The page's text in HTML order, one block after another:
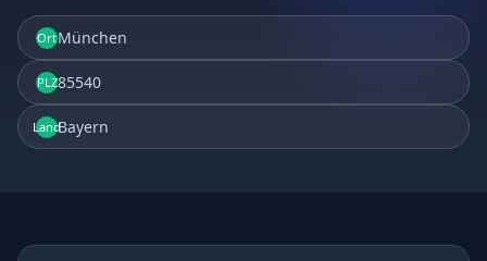
OrtMünchen
PLZ85540
LandBayern